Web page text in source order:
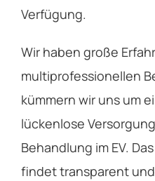
Verfügung.
Wir haben große
multiprofessionellen
kümmern wir uns um
lückenlose
Behandlung im EV.
findet transparent